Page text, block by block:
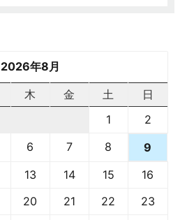
2026年8月
木 金 土
日
1
2
6 7 8
9
13 14 15
16
20 21 22
23